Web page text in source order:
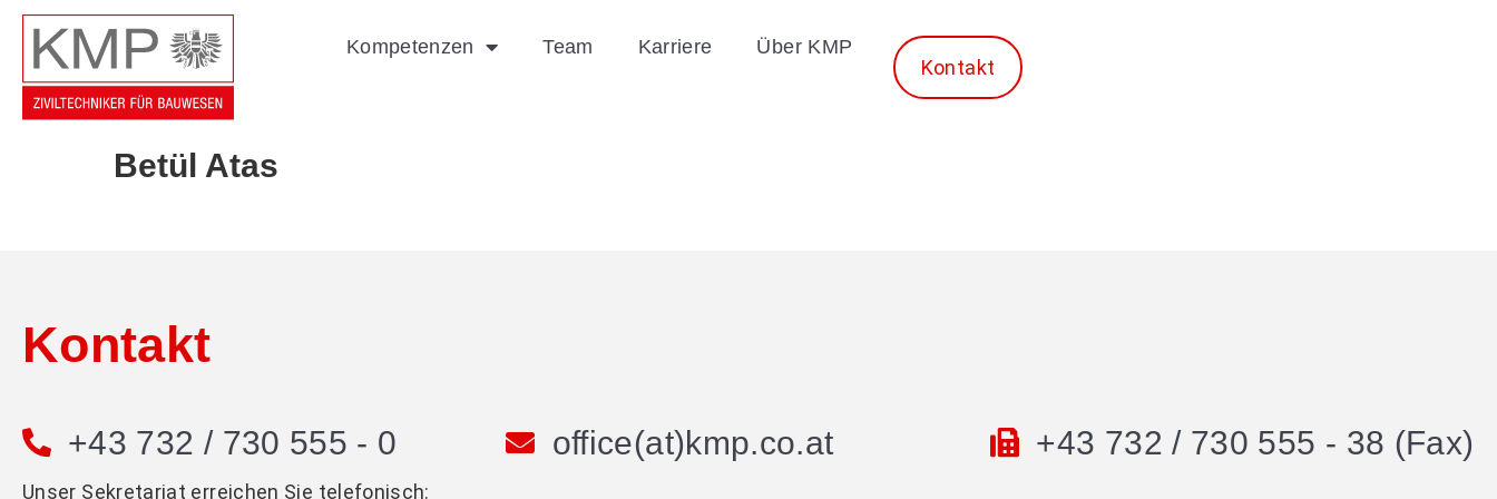
Kompetenzen Team Karriere Über KMP
Kontakt
Betül Atas
Kontakt
+43 732 / 730 555 - 0
Unser Sekretariat erreichen Sie telefonisch:
office(at)kmp.co.at +43 732 / 730 555 - 38 (Fax)